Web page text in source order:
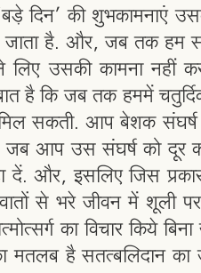
दिन’ की शुभकामनाएं
जाता है. और, जब तक हम
उसकी कामना नहीं
है कि जब तक हममें
सकती. आप बेशक
आप उस संघर्ष को दूर
दें. और, इसलिए जिस
से भरे जीवन में शूली
का विचार किये
है सतत्बलिदान का